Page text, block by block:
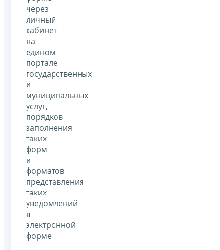
через
личный
кабинет
на
едином
портале
государственных
и
муниципальных
услуг,
порядков
заполнения
таких
форм
и
форматов
представления
таких
уведомлений
в
электронной
форме